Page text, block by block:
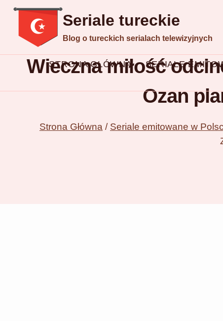
Przejdź
treści
Seriale tureckie
Blog o tureckich serialach telewizyjnych
STRONA GŁÓWNA SERIALE
Wieczna miłość
Ozan
Strona Główna / Seriale emitowane w